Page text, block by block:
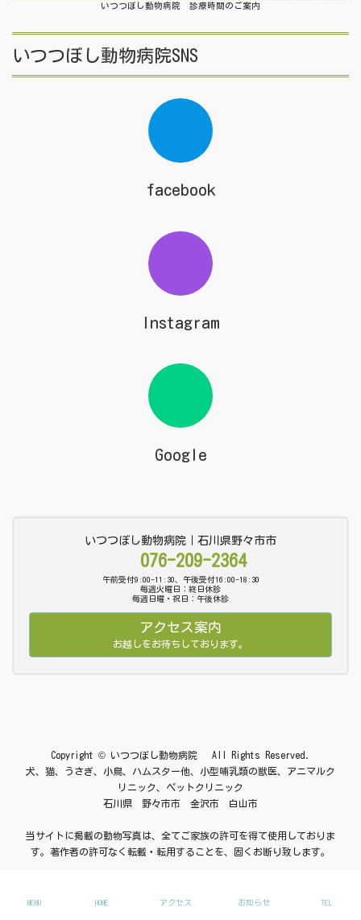
いつつぼし動物病院 診療時間のご案内
いつつぼし動物病院SNS
facebook
Instagram
Google
いつつぼし動物病院｜石川県野々市市
076-209-2364
午前受付9:00-11:30、午後受付16:00-18:30
毎週火曜日：終日休診
毎週日曜・祝日：午後休診
アクセス案内
お越しをお待ちしております。
Copyright © いつつぼし動物病院 All Rights Reserved.
犬、猫、うさぎ、小鳥、ハムスター他、小型哺乳類の獣医、アニマルク
リニック、ペットクリニック
石川県 野々市市 金沢市 白山市
当サイトに掲載の動物写真は、全てご家族の許可を得て使用しておりま
す。著作者の許可なく転載・転用することを、固くお断り致します。
MENU HOME アクセス お知らせ TEL